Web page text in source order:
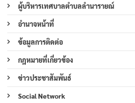
ผู้บริหารเทศบาลตำบลลำนารายณ์
อำนาจหน้าที่
ข้อมูลการติดต่อ
กฎหมายที่เกี่ยวข้อง
ข่าวประชาสัมพันธ์
Social Network